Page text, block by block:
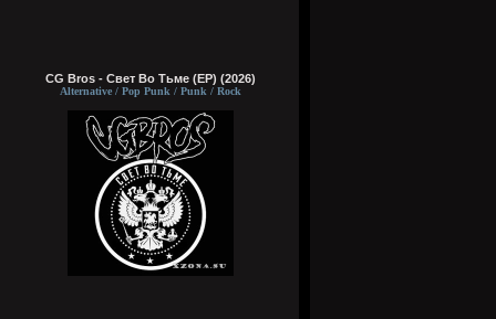
CG Bros - Свет Во Тьме (EP) (2026)
Alternative / Pop Punk / Punk / Rock